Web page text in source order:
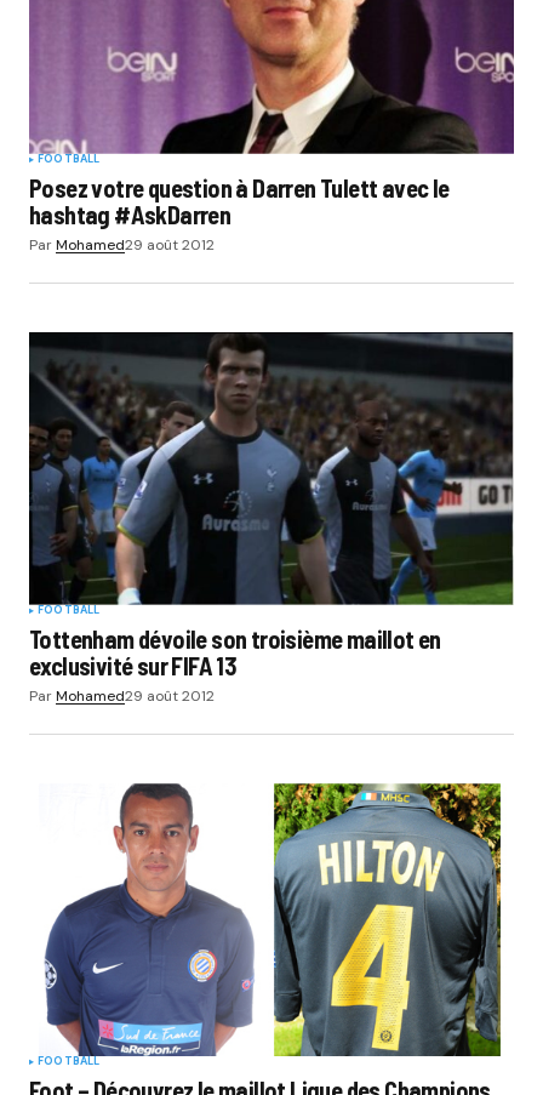
FOOTBALL
Posez votre question à Darren Tulett avec le
hashtag #AskDarren
ParMohamed29 août 2012
FOOTBALL
Tottenham dévoile son troisième maillot en
exclusivité sur FIFA 13
ParMohamed29 août 2012
FOOTBALL